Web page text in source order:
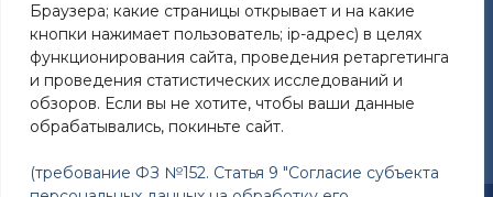
Браузера; какие страницы открывает и на какие
кнопки нажимает пользователь; ip-адрес) в целях
функционирования сайта, проведения ретаргетинга
и проведения статистических исследований и
обзоров. Если вы не хотите, чтобы ваши данные
обрабатывались, покиньте сайт.
(требование ФЗ №152. Статья 9 "Согласие субъекта
Требования к структуре официального сайта
образовательной организации в ИТС «Интернет»
и формату представления на нем информации»
утверждены Приказом Рособрнадзора от 14.08.2020
№831